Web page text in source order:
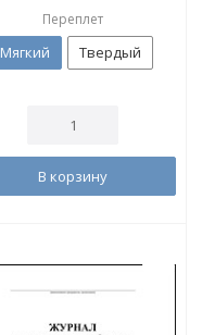
Переплет
Мягкий Твердый
В корзину